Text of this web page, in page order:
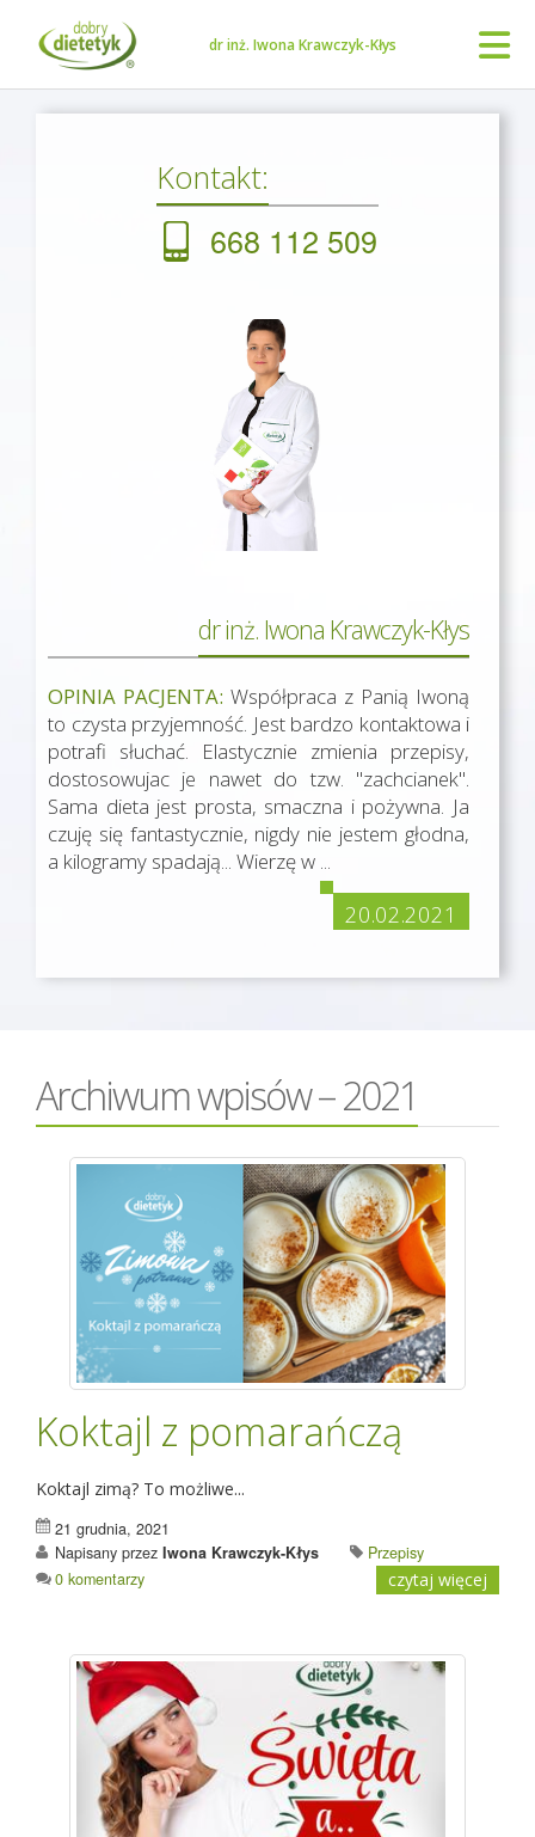
dr inż. Iwona Krawczyk-Kłys
Kontakt:
668 112 509
dr inż. Iwona Krawczyk-Kłys
OPINIA PACJENTA: Współpraca z Panią Iwoną
to czysta przyjemność. Jest bardzo kontaktowa i
potrafi słuchać. Elastycznie zmienia przepisy,
dostosowujac je nawet do tzw. "zachcianek".
Sama dieta jest prosta, smaczna i pożywna. Ja
czuję się fantastycznie, nigdy nie jestem głodna,
a kilogramy spadają... Wierzę w ...
20.02.2021
Archiwum wpisów – 2021
Koktajl z pomarańczą
Koktajl zimą? To możliwe...
21 grudnia, 2021
Napisany przez Iwona Krawczyk-Kłys
Przepisy
0 komentarzy
czytaj więcej